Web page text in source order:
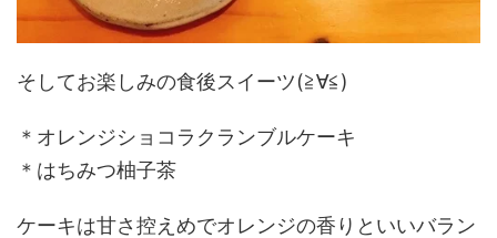
そしてお楽しみの食後スイーツ(≧∀≦)
＊オレンジショコラクランブルケーキ
＊はちみつ柚子茶
ケーキは甘さ控えめでオレンジの香りといいバラン